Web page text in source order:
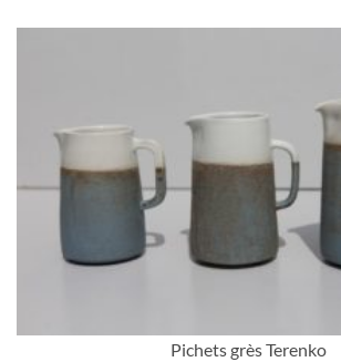
Pichets grès Terenko